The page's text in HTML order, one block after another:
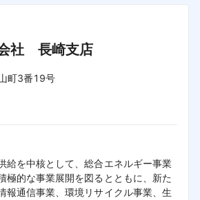
社 長崎支店
町3番19号
給を中核として、総合エネルギー事業
極的な事業展開を図るとともに、新た
報通信事業、環境リサイクル事業、生